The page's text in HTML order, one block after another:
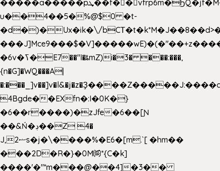
�����a�����pܜ��f��vfrp6m�ϦQ�jf�M����J:�x��-?
u��4��5�%@$0 �t-
�d�)�Ux�ik�\/
���J]Mce9���$�V]�����wE)�(�"��+z���
�6v�ߖ�E7��"I�ȶmZ)i�3� ���:���,
{n�G]�WQ���A|
4Bgde��EXfn�:I�0K�}
�6��r����)�zJfe�6��[Ɲ
��&Ń�ڊ��Z 4�
J,ޟ2s�j�\����%�E6�[m.`[ �hm��
���2D�R�}�0M㉀*{C�k]
����'�"*m���@��4]�3��